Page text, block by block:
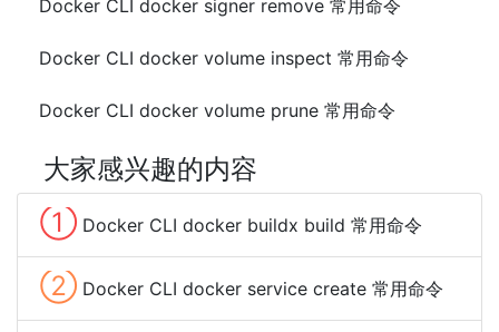
Docker CLI docker signer remove 常用命令
Docker CLI docker volume inspect 常用命令
Docker CLI docker volume prune 常用命令
大家感兴趣的内容
① Docker CLI docker buildx build 常用命令
② Docker CLI docker service create 常用命令